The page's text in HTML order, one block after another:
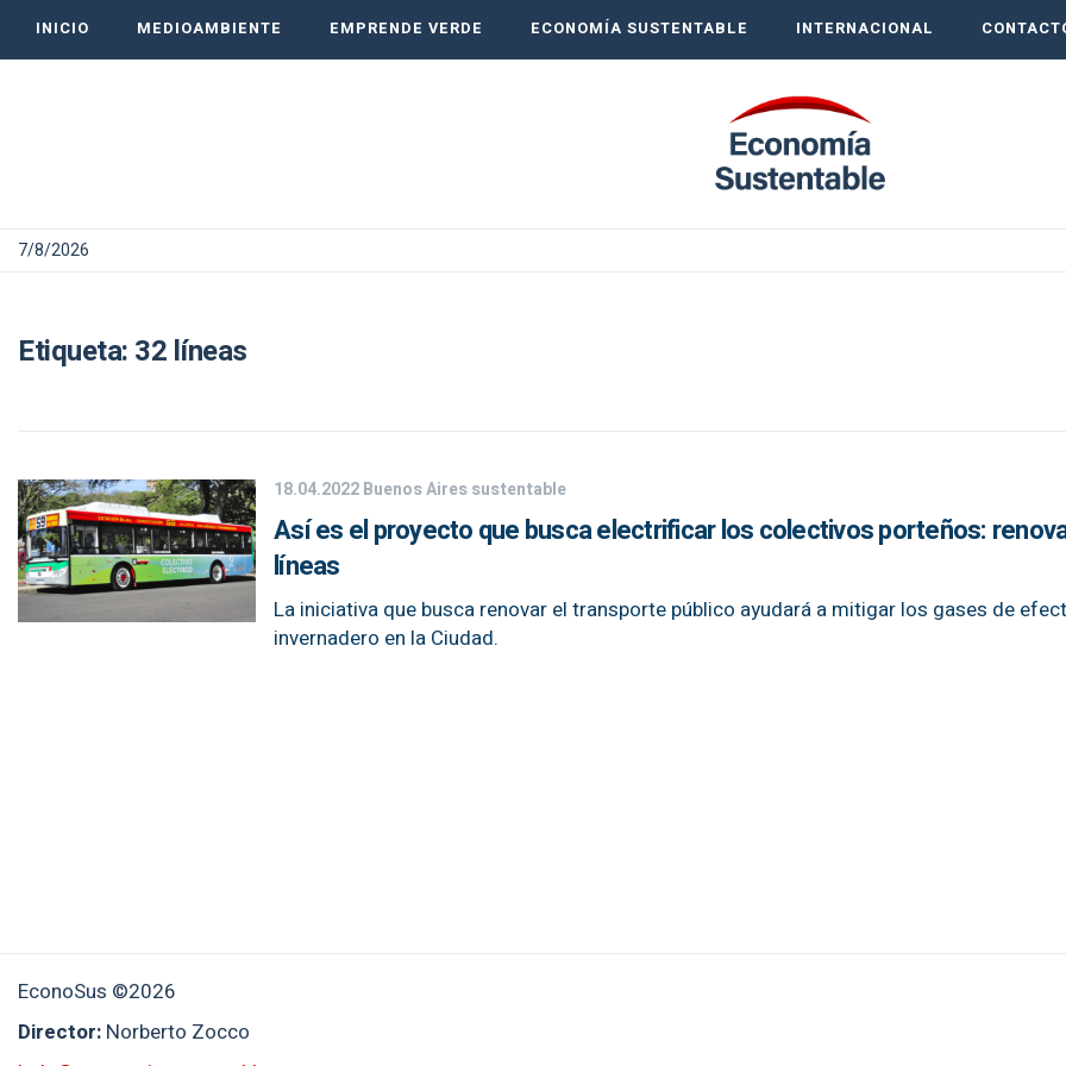
INICIO MEDIOAMBIENTE EMPRENDE VERDE ECONOMÍA SUSTENTABLE INTERNACIONAL
7/8/2026
Etiqueta: 32 líneas
18.04.2022Buenos Aires sustentable
Así es el proyecto que busca electrificar los colectivos porteños:
líneas
La iniciativa que busca renovar el transporte público ayudará a mitigar los gases de
invernadero en la Ciudad.
EconoSus ©2026
Director: Norberto Zocco